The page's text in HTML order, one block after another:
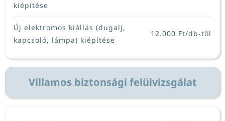
kiépítése
Új elektromos kiállás (dugalj,
kapcsoló, lámpa) kiépítése
12.000 Ft/db-től
Villamos biztonsági felülvizsgálat